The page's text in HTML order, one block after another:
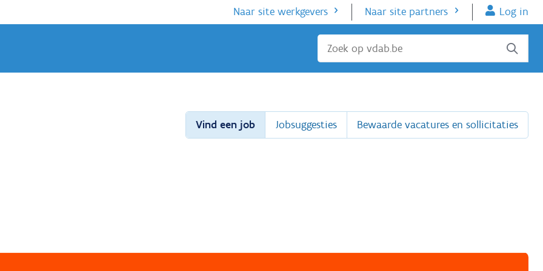
Naar site werkgevers Naar site partners Log in
Sluiten
Vind een job Jobsuggesties Bewaarde vacatures en sollicitaties